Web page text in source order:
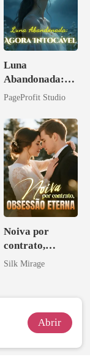
Luna
Abandonada:
Agora Intocável
PageProfit Studio
Noiva por
contrato,
obsessão eterna
Silk Mirage
Abrir